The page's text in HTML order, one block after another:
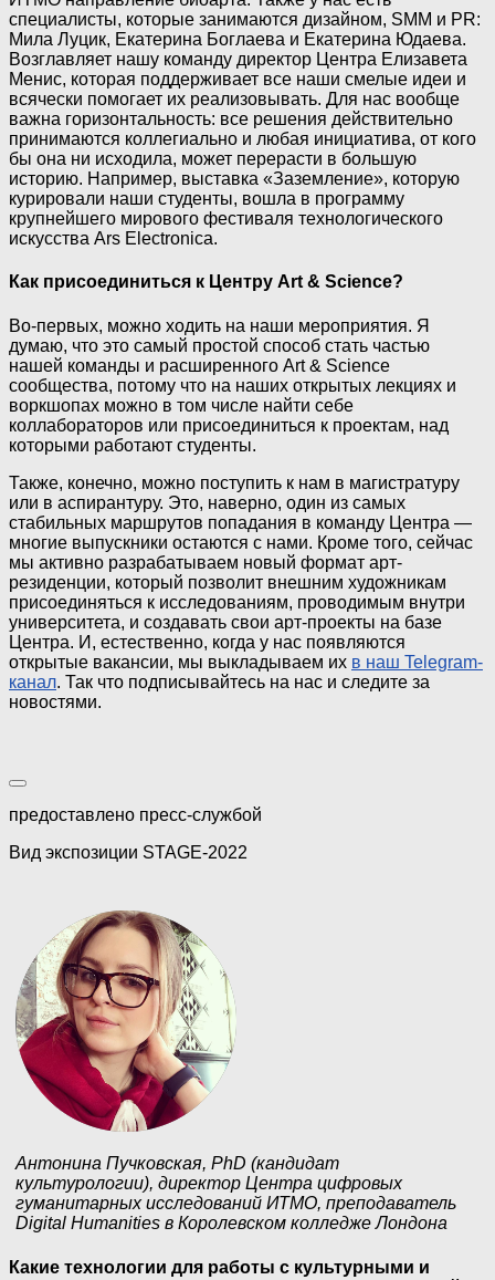
специалисты, которые занимаются дизайном, SMM и PR:
Мила Луцик, Екатерина Боглаева и Екатерина Юдаева.
Возглавляет нашу команду директор Центра Елизавета
Менис, которая поддерживает все наши смелые идеи и
всячески помогает их реализовывать. Для нас вообще
важна горизонтальность: все решения действительно
принимаются коллегиально и любая инициатива, от кого
бы она ни исходила, может перерасти в большую
историю. Например, выставка «Заземление», которую
курировали наши студенты, вошла в программу
крупнейшего мирового фестиваля технологического
искусства Ars Electronica.
Как присоединиться к Центру Art & Science?
Во-первых, можно ходить на наши мероприятия. Я
думаю, что это самый простой способ стать частью
нашей команды и расширенного Art & Science
сообщества, потому что на наших открытых лекциях и
воркшопах можно в том числе найти себе
коллабораторов или присоединиться к проектам, над
которыми работают студенты.
Также, конечно, можно поступить к нам в магистратуру
или в аспирантуру. Это, наверно, один из самых
стабильных маршрутов попадания в команду Центра —
многие выпускники остаются с нами. Кроме того, сейчас
мы активно разрабатываем новый формат арт-
резиденции, который позволит внешним художникам
присоединяться к исследованиям, проводимым внутри
университета, и создавать свои арт-проекты на базе
Центра. И, естественно, когда у нас появляются
открытые вакансии, мы выкладываем их в наш Telegram-
канал. Так что подписывайтесь на нас и следите за
новостями.
предоставлено пресс-службой
Вид экспозиции STAGE-2022
Антонина Пучковская, PhD (кандидат
культурологии), директор Центра цифровых
гуманитарных исследований ИТМО, преподаватель
Digital Humanities в Королевском колледже Лондона
Какие технологии для работы с культурными и